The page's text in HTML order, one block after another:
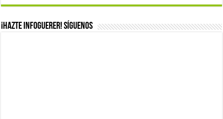
¡Hazte infoguerer! Síguenos